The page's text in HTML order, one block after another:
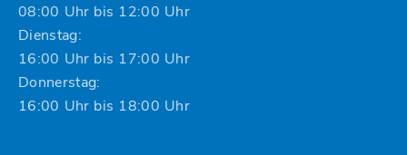
08:00 Uhr bis 12:00 Uhr
Dienstag:
16:00 Uhr bis 17:00 Uhr
Donnerstag:
16:00 Uhr bis 18:00 Uhr